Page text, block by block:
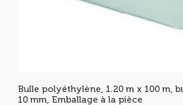
Bulle polyéthylène, 1.20 m x 100 m,
10 mm, Emballage à la pièce